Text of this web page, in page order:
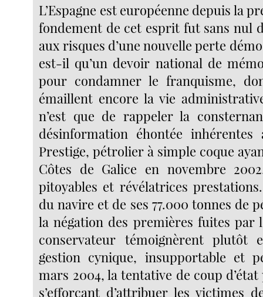
L’Espagne est européenne depuis la
fondement de cet esprit fut sans nul
aux risques d’une nouvelle perte
est-il qu’un devoir national de
pour condamner le franquisme,
émaillent encore la vie
n’est que de rappeler la
désinformation éhontée
Prestige, pétrolier à simple coque
Côtes de Galice en novembre
pitoyables et révélatrices
du navire et de ses 77.000 tonnes de
la négation des premières fuites par
conservateur témoignèrent plutôt
gestion cynique, insupportable et
mars 2004, la tentative de coup
s’efforçant d’attribuer les victimes